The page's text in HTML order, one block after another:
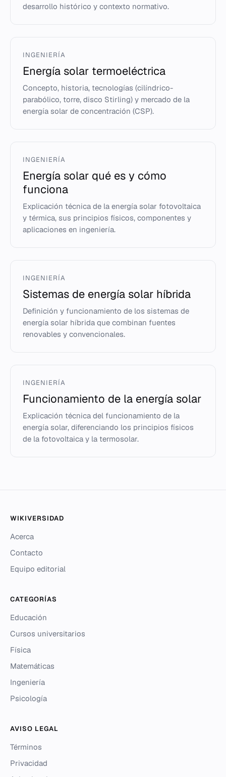
desarrollo histórico y contexto normativo.
INGENIERÍA
Energía solar termoeléctrica
Concepto, historia, tecnologías (cilíndrico-
parabólico, torre, disco Stirling) y mercado de la
energía solar de concentración (CSP).
INGENIERÍA
Energía solar qué es y cómo
funciona
Explicación técnica de la energía solar fotovoltaica
y térmica, sus principios físicos, componentes y
aplicaciones en ingeniería.
INGENIERÍA
Sistemas de energía solar híbrida
Definición y funcionamiento de los sistemas de
energía solar híbrida que combinan fuentes
renovables y convencionales.
INGENIERÍA
Funcionamiento de la energía solar
Explicación técnica del funcionamiento de la
energía solar, diferenciando los principios físicos
de la fotovoltaica y la termosolar.
WIKIVERSIDAD
Acerca
Contacto
Equipo editorial
CATEGORÍAS
Educación
Cursos universitarios
Física
Matemáticas
Ingeniería
Psicología
AVISO LEGAL
Términos
Privacidad